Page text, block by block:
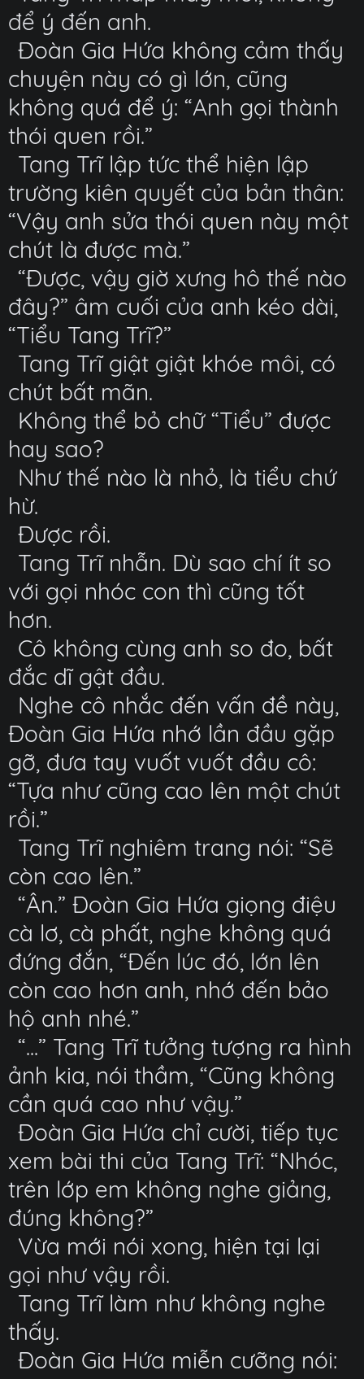
để ý đến anh.
Đoàn Gia Hứa không cảm thấy
chuyện này có gì lớn, cũng
không quá để ý: “Anh gọi thành
thói quen rồi.”
Tang Trĩ lập tức thể hiện lập
trường kiên quyết của bản thân:
“Vậy anh sửa thói quen này một
chút là được mà.”
“Được, vậy giờ xưng hô thế nào
đây?” âm cuối của anh kéo dài,
“Tiểu Tang Trĩ?”
Tang Trĩ giật giật khóe môi, có
chút bất mãn.
Không thể bỏ chữ “Tiểu” được
hay sao?
Như thế nào là nhỏ, là tiểu chứ
hừ.
Được rồi.
Tang Trĩ nhẫn. Dù sao chí ít so
với gọi nhóc con thì cũng tốt
hơn.
Cô không cùng anh so đo, bất
đắc dĩ gật đầu.
Nghe cô nhắc đến vấn đề này,
Đoàn Gia Hứa nhớ lần đầu gặp
gỡ, đưa tay vuốt vuốt đầu cô:
“Tựa như cũng cao lên một chút
rồi.”
Tang Trĩ nghiêm trang nói: “Sẽ
còn cao lên.”
“Ân.” Đoàn Gia Hứa giọng điệu
cà lơ, cà phất, nghe không quá
đứng đắn, “Đến lúc đó, lớn lên
còn cao hơn anh, nhớ đến bảo
hộ anh nhé.”
“...” Tang Trĩ tưởng tượng ra hình
ảnh kia, nói thầm, “Cũng không
cần quá cao như vậy.”
Đoàn Gia Hứa chỉ cười, tiếp tục
xem bài thi của Tang Trĩ: “Nhóc,
trên lớp em không nghe giảng,
đúng không?”
Vừa mới nói xong, hiện tại lại
gọi như vậy rồi.
Tang Trĩ làm như không nghe
thấy.
Đoàn Gia Hứa miễn cưỡng nói: